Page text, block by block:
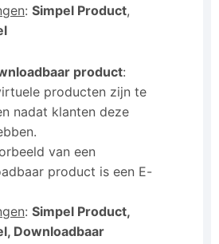
: Simpel Product,
product:
producten zijn te
nadat klanten deze
van een
product is een E-
: Simpel Product,
Downloadbaar